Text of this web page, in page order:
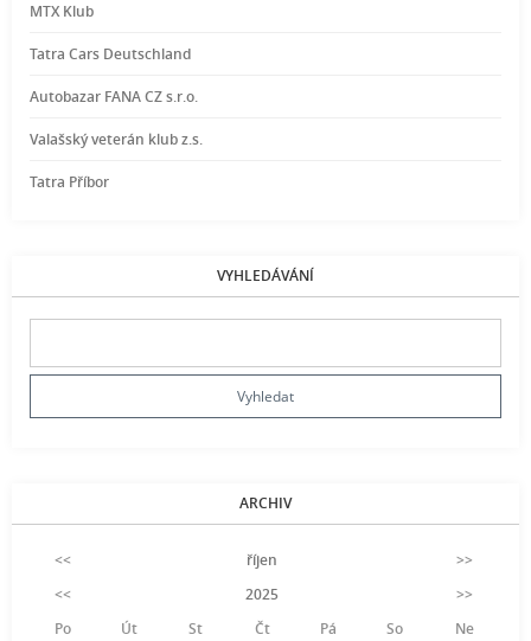
MTX Klub
Tatra Cars Deutschland
Autobazar FANA CZ s.r.o.
Valašský veterán klub z.s.
Tatra Příbor
VYHLEDÁVÁNÍ
ARCHIV
<< říjen
>>
<<
2025
>>
Po
Út St Čt Pá So
Ne